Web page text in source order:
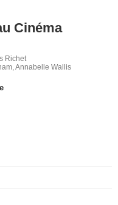
Cinéma
Richet
Annabelle Wallis